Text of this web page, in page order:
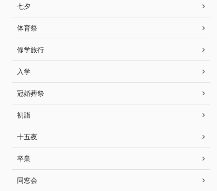
七夕
体育祭
修学旅行
入学
冠婚葬祭
初詣
十五夜
卒業
同窓会